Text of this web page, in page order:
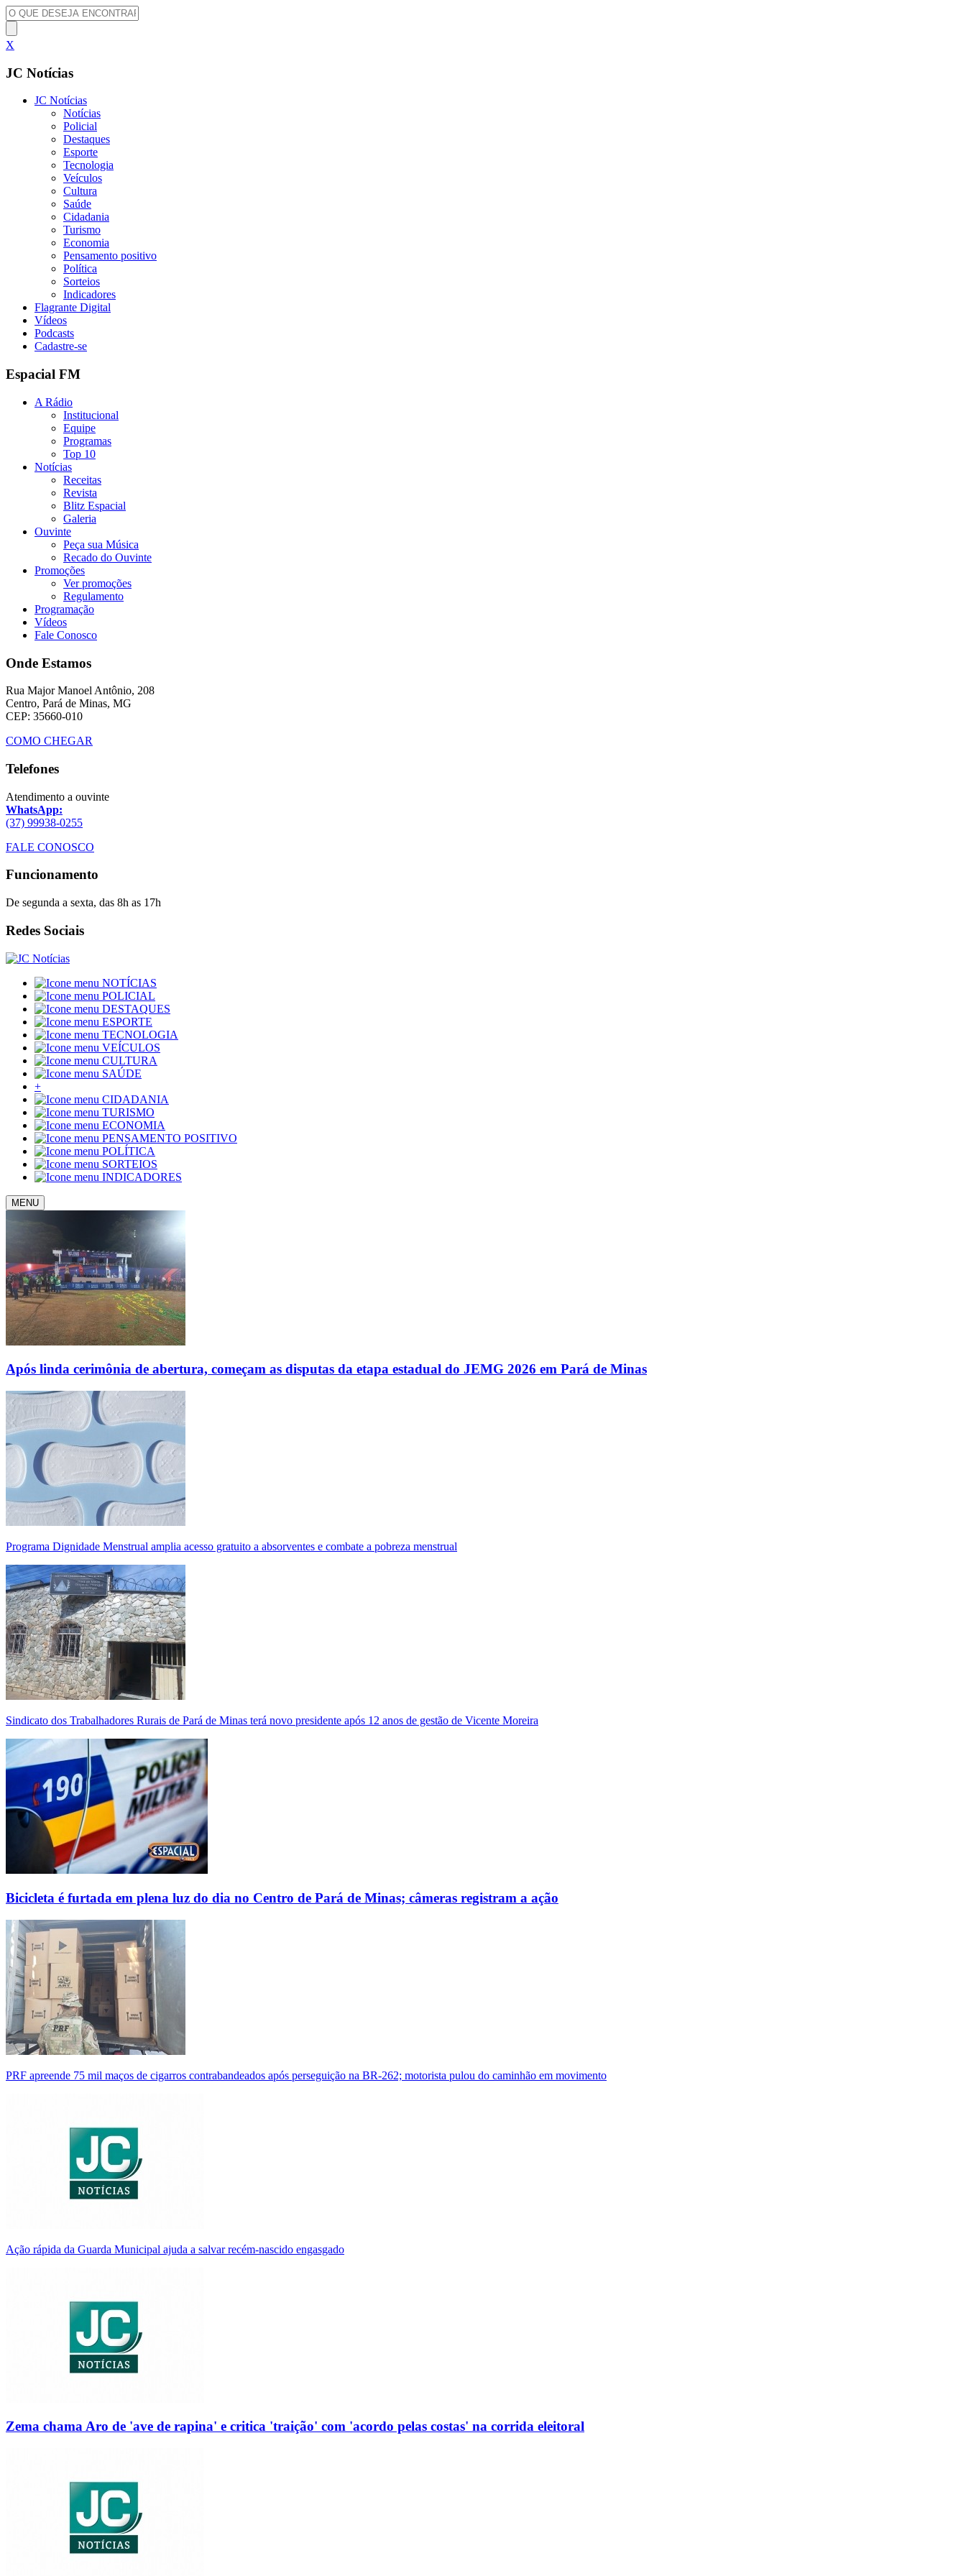
X
JC Notícias
JC Notícias
Notícias
Policial
Destaques
Esporte
Tecnologia
Veículos
Cultura
Saúde
Cidadania
Turismo
Economia
Pensamento positivo
Política
Sorteios
Indicadores
Flagrante Digital
Vídeos
Podcasts
Cadastre-se
Espacial FM
A Rádio
Institucional
Equipe
Programas
Top 10
Notícias
Receitas
Revista
Blitz Espacial
Galeria
Ouvinte
Peça sua Música
Recado do Ouvinte
Promoções
Ver promoções
Regulamento
Programação
Vídeos
Fale Conosco
Onde Estamos
Rua Major Manoel Antônio, 208
Centro, Pará de Minas, MG
CEP: 35660-010
COMO CHEGAR
Telefones
Atendimento a ouvinte
WhatsApp:
(37) 99938-0255
FALE CONOSCO
Funcionamento
De segunda a sexta, das 8h as 17h
Redes Sociais
NOTÍCIAS
POLICIAL
DESTAQUES
ESPORTE
TECNOLOGIA
VEÍCULOS
CULTURA
SAÚDE
+
CIDADANIA
TURISMO
ECONOMIA
PENSAMENTO POSITIVO
POLÍTICA
SORTEIOS
INDICADORES
MENU
Após linda cerimônia de abertura, começam as disputas da etapa estadual do JEMG 2026 em Pará de Minas
Programa Dignidade Menstrual amplia acesso gratuito a absorventes e combate a pobreza menstrual
Sindicato dos Trabalhadores Rurais de Pará de Minas terá novo presidente após 12 anos de gestão de Vicente Moreira
Bicicleta é furtada em plena luz do dia no Centro de Pará de Minas; câmeras registram a ação
PRF apreende 75 mil maços de cigarros contrabandeados após perseguição na BR-262; motorista pulou do caminhão em movimento
Ação rápida da Guarda Municipal ajuda a salvar recém-nascido engasgado
Zema chama Aro de 'ave de rapina' e critica 'traição' com 'acordo pelas costas' na corrida eleitoral